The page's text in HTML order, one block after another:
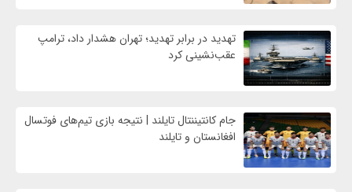
تهدید در برابر تهدید؛ تهران هشدار داد، ترامپ
عقب‌نشینی کرد
جام کانتیننتال تایلند | نتیجه بازی تیم‌های فوتسال
افغانستان و تایلند